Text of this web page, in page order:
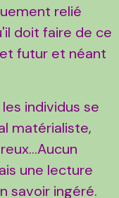
relié
doit faire de ce
futur et néant
individus se
matérialiste,
une lecture
savoir ingéré.